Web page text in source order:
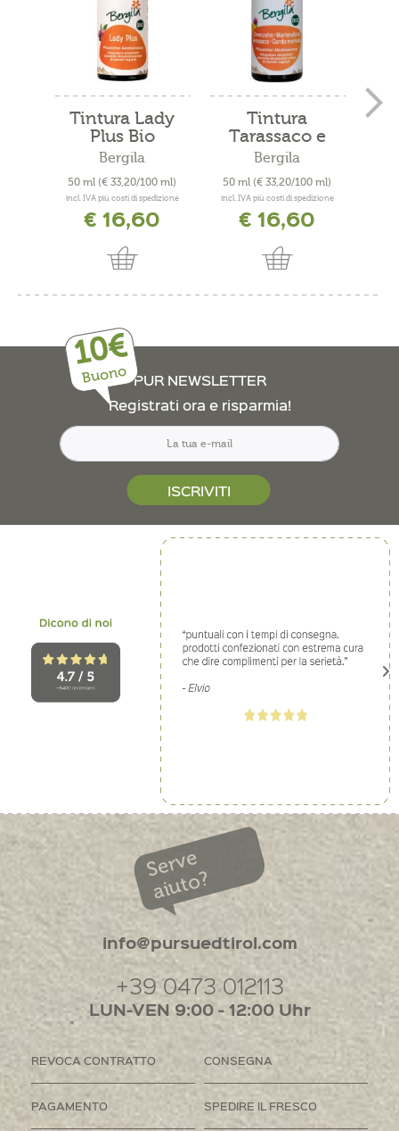
Tintura Lady
Plus Bio
Bergila
50 ml (€ 33,20/100 ml)
incl. IVA più costi di spedizione
€ 16,60
Tintura
Tarassaco e
Cardo...
Bergila
50 ml (€ 33,20/100 ml)
incl. IVA più costi di spedizione
€ 16,60
10€
Buono PUR NEWSLETTER
Registrati ora e risparmia!
ISCRIVITI
Serve
aiuto?
info@pursuedtirol.com
+39 0473 012113
LUN-VEN 9:00 - 12:00 Uhr
REVOCA CONTRATTO CONSEGNA
PAGAMENTO SPEDIRE IL FRESCO